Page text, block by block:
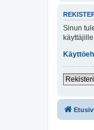
Sinun